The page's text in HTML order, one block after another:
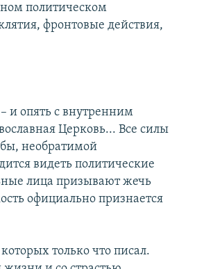
политическом
фронтовые действия,
и опять с внутренним
Церковь... Все силы
необратимой
видеть политические
лица призывают жечь
официально признается
только что писал.